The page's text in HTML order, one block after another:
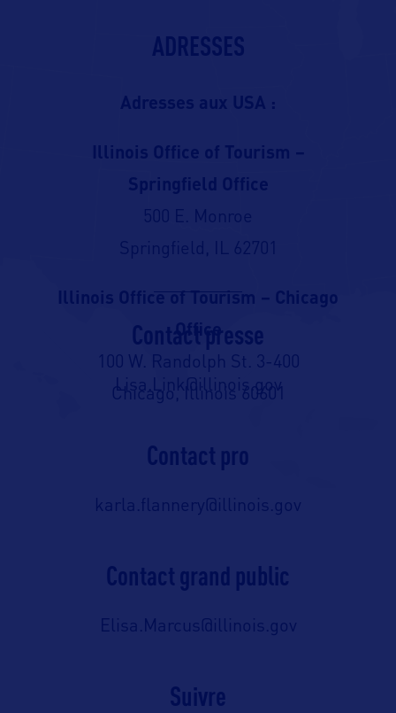
ADRESSES
Adresses aux USA :
Illinois Office of Tourism –
Springfield Office
500 E. Monroe
Springfield, IL 62701
Illinois Office of Tourism – Chicago
Office
100 W. Randolph St. 3-400
Chicago, Illinois 60601
Contact presse
Lisa.Link@illinois.gov
Contact pro
karla.flannery@illinois.gov
Contact grand public
Elisa.Marcus@illinois.gov
Suivre